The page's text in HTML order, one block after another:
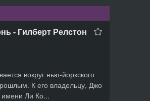
- Гилберт Релстон
вокруг нью-йоркского
К его владельцу, Джо
имени Ли Ко...